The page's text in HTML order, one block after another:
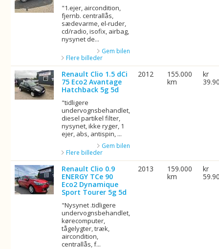
"1.ejer, aircondition,
fjernb. centrallås,
sædevarme, el-ruder,
cd/radio, isofix, airbag,
nysynet de...
Gem bilen
Flere billeder
Renault Clio 1.5 dCi
75 Eco2 Avantage
Hatchback 5g 5d
"tidligere
undervognsbehandlet,
diesel partikel filter,
nysynet, ikke ryger, 1
ejer, abs, antispin, ...
Gem bilen
Flere billeder
2012
155.000
km
kr
Renault Clio 0.9
ENERGY TCe 90
Eco2 Dynamique
Sport Tourer 5g 5d
"Nysynet .tidligere
undervognsbehandlet,
kørecomputer,
tågelygter, træk,
aircondition,
centrallås, f...
2013
159.000
km
kr